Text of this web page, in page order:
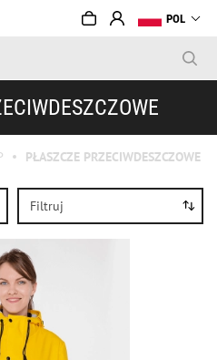
POL
PŁASZCZE PRZECIWDESZCZOWE
Filtruj